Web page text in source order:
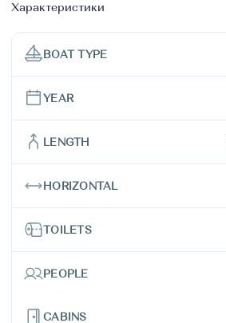
Характеристики
BOAT TYPE
YEAR
LENGTH
HORIZONTAL
TOILETS
PEOPLE
CABINS